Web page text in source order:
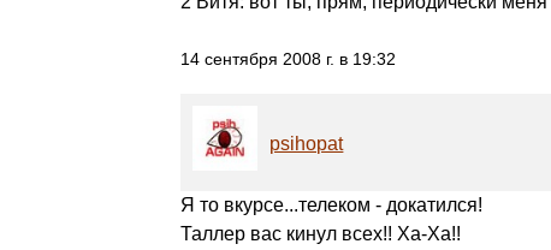
14 сентября 2008 г. в 19:32
psihopat
Я то вкурсе...телеком - докатился!
Таллер вас кинул всех!! Ха-Ха!!